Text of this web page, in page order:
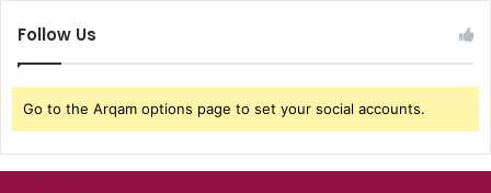
Follow Us
Go to the Arqam options page to set your social accounts.